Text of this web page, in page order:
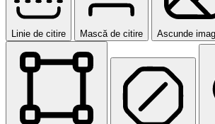
Linie de citire Mască de citire Ascunde